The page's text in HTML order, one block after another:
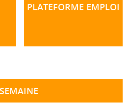
PLATEFORME EMPLOI